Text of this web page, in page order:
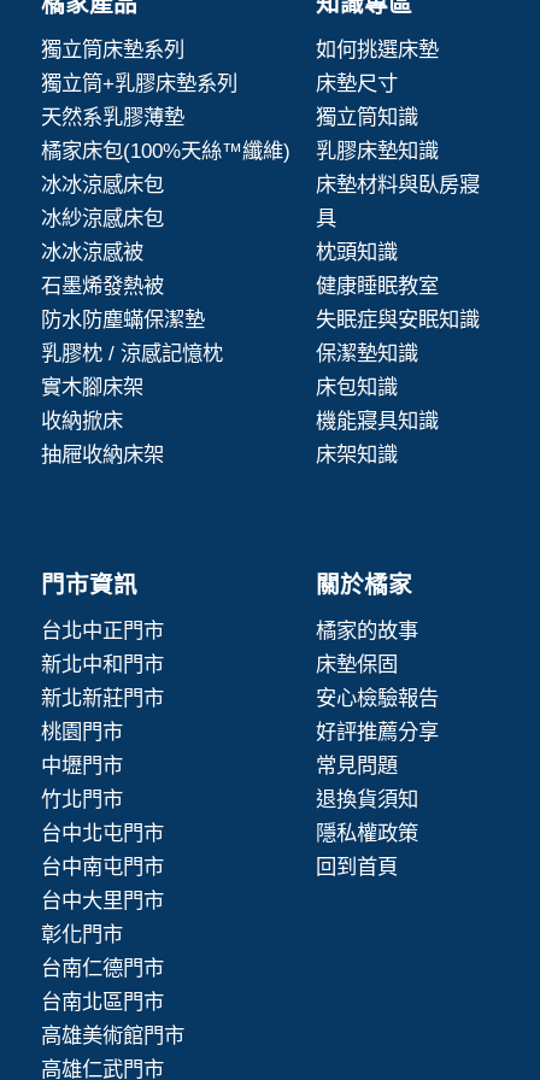
獨立筒床墊系列
獨立筒+乳膠床墊系列
天然系乳膠薄墊
橘家床包(100%天絲™纖維)
冰冰涼感床包
冰紗涼感床包
冰冰涼感被
石墨烯發熱被
防水防塵蟎保潔墊
乳膠枕 / 涼感記憶枕
實木腳床架
收納掀床
抽屜收納床架
如何挑選床墊
床墊尺寸
獨立筒知識
乳膠床墊知識
床墊材料與臥房寢
具
枕頭知識
健康睡眠教室
失眠症與安眠知識
保潔墊知識
床包知識
機能寢具知識
床架知識
門市資訊
台北中正門市
新北中和門市
新北新莊門市
桃園門市
中壢門市
竹北門市
台中北屯門市
台中南屯門市
台中大里門市
彰化門市
台南仁德門市
台南北區門市
高雄美術館門市
高雄仁武門市
關於橘家
橘家的故事
床墊保固
安心檢驗報告
好評推薦分享
常見問題
退換貨須知
隱私權政策
回到首頁